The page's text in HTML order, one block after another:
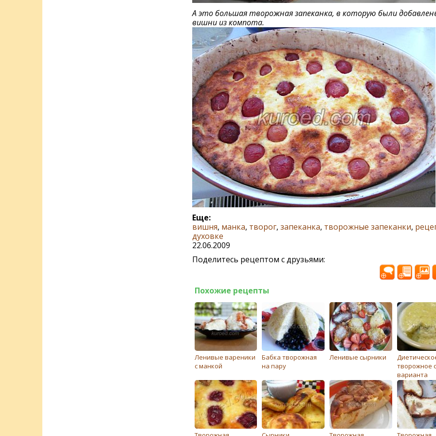
А это большая творожная запеканка, в которую были
вишни из компота.
Еще:
вишня, манка, творог, запеканка, творожные запеканки,
духовке
22.06.2009
Поделитесь рецептом с друзьями:
Похожие рецепты
Ленивые вареники
с манкой
Бабка творожная
на пару
Ленивые сырники
творожное
варианта